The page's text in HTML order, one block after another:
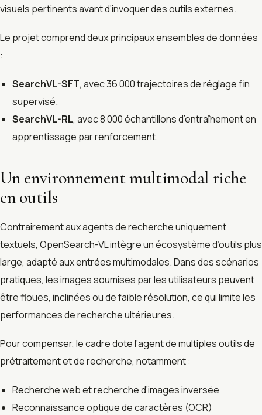
visuels pertinents avant d’invoquer des outils externes.
Le projet comprend deux principaux ensembles de données
:
SearchVL-SFT, avec 36 000 trajectoires de réglage fin
supervisé.
SearchVL-RL, avec 8 000 échantillons d’entraînement en
apprentissage par renforcement.
Un environnement multimodal riche
en outils
Contrairement aux agents de recherche uniquement
textuels, OpenSearch-VL intègre un écosystème d’outils plus
large, adapté aux entrées multimodales. Dans des scénarios
pratiques, les images soumises par les utilisateurs peuvent
être floues, inclinées ou de faible résolution, ce qui limite les
performances de recherche ultérieures.
Pour compenser, le cadre dote l’agent de multiples outils de
prétraitement et de recherche, notamment :
Recherche web et recherche d’images inversée
Reconnaissance optique de caractères (OCR)